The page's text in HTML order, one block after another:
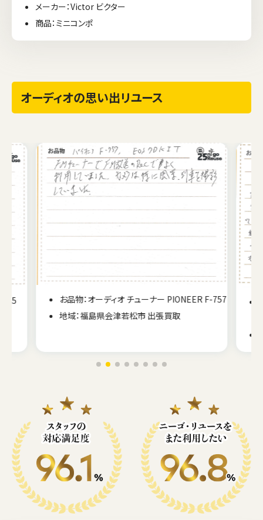
メーカー：Victor ビクター
商品：ミニコンポ
オーディオの思い出リユース
757
お品物：オーディオ DJコントローラー PIONEER
DDJ-RZ